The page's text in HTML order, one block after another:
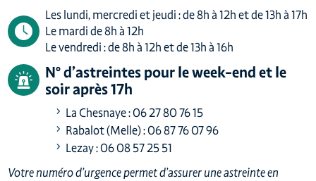
Les lundi, mercredi et jeudi : de 8h à 12h et de 13h à 17h
Le mardi de 8h à 12h
Le vendredi : de 8h à 12h et de 13h à 16h
N° d’astreintes pour le week-end et le
soir après 17h
La Chesnaye : 06 27 80 76 15
Rabalot (Melle) : 06 87 76 07 96
Lezay : 06 08 57 25 51
Votre numéro d’urgence permet d’assurer une astreinte en